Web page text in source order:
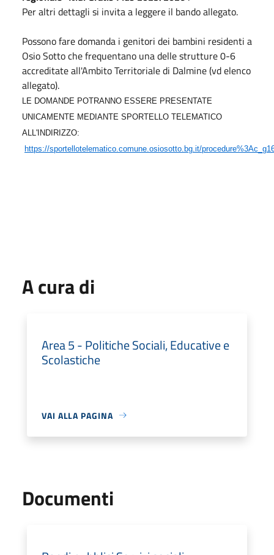
Per altri dettagli si invita a leggere il bando allegato.
Possono fare domanda i genitori dei bambini residenti a
Osio Sotto che frequentano una delle strutture 0-6
accreditate all'Ambito Territoriale di Dalmine (vd elenco
allegato).
LE DOMANDE POTRANNO ESSERE PRESENTATE
UNICAMENTE MEDIANTE SPORTELLO TELEMATICO
ALL'INDIRIZZO:
https://sportellotelematico.comune.osiosotto.bg.it/
A cura di
Area 5 - Politiche Sociali, Educative e
Scolastiche
VAI ALLA PAGINA
Documenti